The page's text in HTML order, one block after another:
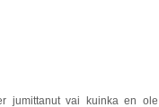
jumittanut vai kuinka en ole